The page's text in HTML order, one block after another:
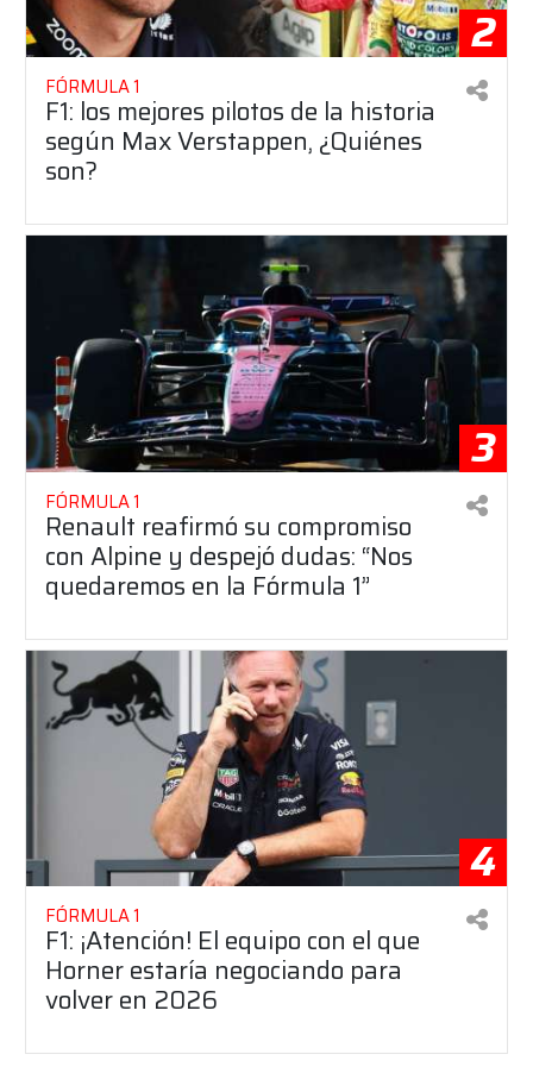
2
FÓRMULA 1
F1: los mejores pilotos de la historia
según Max Verstappen, ¿Quiénes
son?
3
FÓRMULA 1
Renault reafirmó su compromiso
con Alpine y despejó dudas: “Nos
quedaremos en la Fórmula 1”
4
FÓRMULA 1
F1: ¡Atención! El equipo con el que
Horner estaría negociando para
volver en 2026